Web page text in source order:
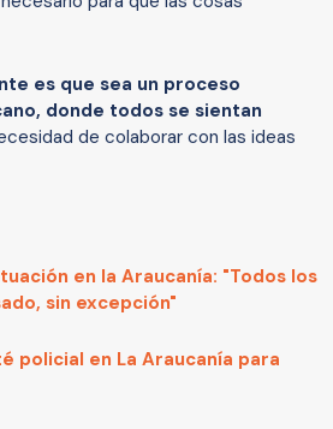
es que sea un proceso
donde todos se sientan
de colaborar con las ideas
en la Araucanía: "Todos los
sin excepción"
policial en La Araucanía para